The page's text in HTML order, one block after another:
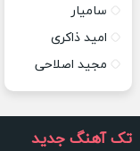
سامیار
امید ذاکری
مجید اصلاحی
تک آهنگ جدید